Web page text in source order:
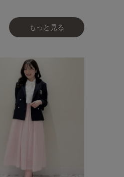
もっと見る